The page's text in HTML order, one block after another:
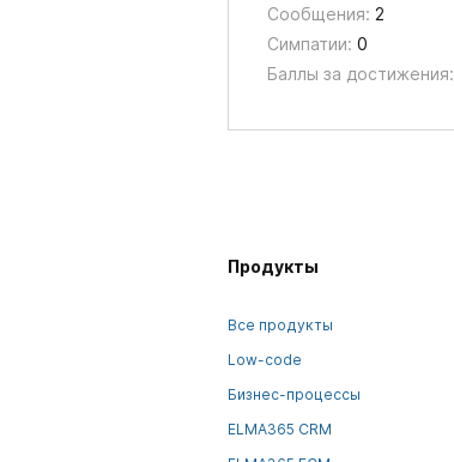
Сообщения: 2
Симпатии: 0
Баллы за достижения:
Продукты
Все продукты
Low-code
Бизнес-процессы
ELMA365 CRM